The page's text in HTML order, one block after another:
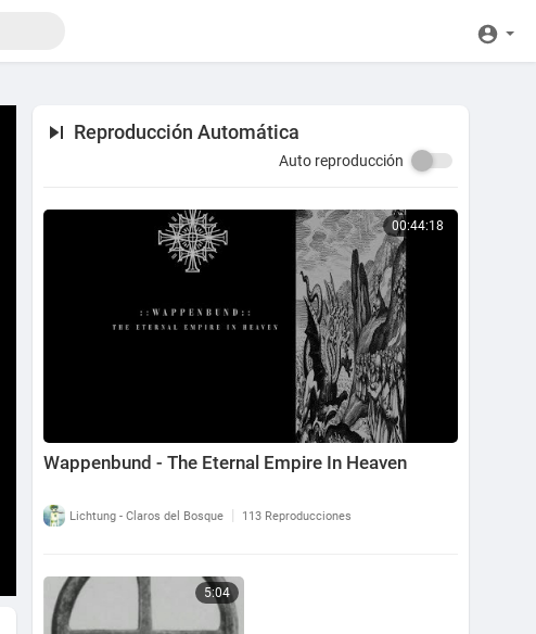
Reproducción Automática
Auto reproducción
00:44:18
Wappenbund - The Eternal Empire In Heaven
Lichtung - Claros del Bosque | 113 Reproducciones
5:04